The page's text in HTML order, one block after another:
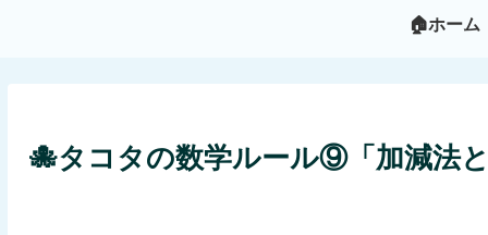
🏠ホーム
🐙タコタの数学ルール⑨「加減法